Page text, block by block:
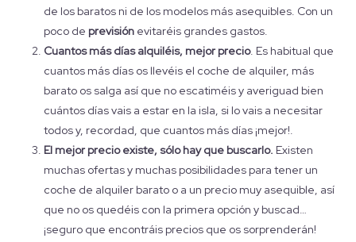
de los baratos ni de los modelos más asequibles. Con un
poco de previsión evitaréis grandes gastos.
Cuantos más días alquiléis, mejor precio. Es habitual que
cuantos más días os llevéis el coche de alquiler, más
barato os salga así que no escatiméis y averiguad bien
cuántos días vais a estar en la isla, si lo vais a necesitar
todos y, recordad, que cuantos más días ¡mejor!.
El mejor precio existe, sólo hay que buscarlo. Existen
muchas ofertas y muchas posibilidades para tener un
coche de alquiler barato o a un precio muy asequible, así
que no os quedéis con la primera opción y buscad…
¡seguro que encontráis precios que os sorprenderán!